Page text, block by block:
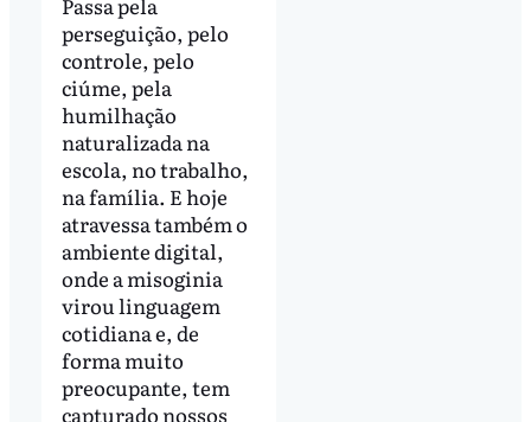
perseguição, pelo
controle, pelo
ciúme, pela
humilhação
naturalizada na
escola, no trabalho,
na família. E hoje
atravessa também o
ambiente digital,
onde a misoginia
virou linguagem
cotidiana e, de
forma muito
preocupante, tem
capturado nossos